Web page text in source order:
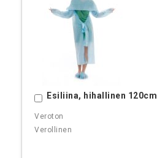
Esiliina, hihallinen 120cm
Ostoskoriin